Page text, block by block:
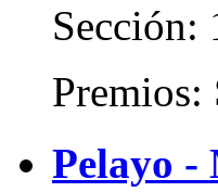
Sección:
Pelayo -